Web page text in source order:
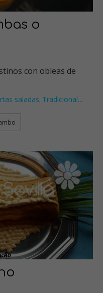
o
con obleas de
saladas, Tradicional…